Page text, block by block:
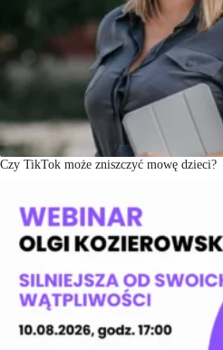
Czy TikTok może zniszczyć mowę dzieci?